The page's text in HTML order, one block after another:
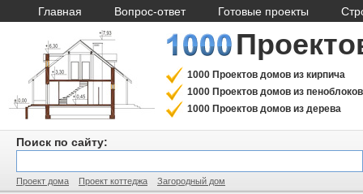
Главная Вопрос-ответ Готовые проекты
1000 Проектов домов из кирпича
1000 Проектов домов из пеноблоков
1000 Проектов домов из дерева
Поиск по сайту:
Проект дома Проект коттеджа Загородный дом